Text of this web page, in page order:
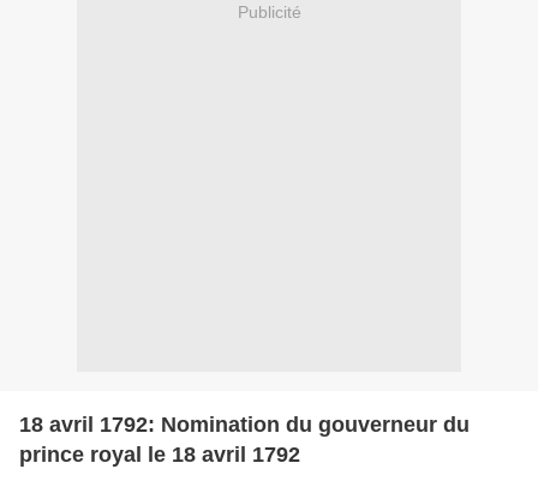
Publicité
18 avril 1792: Nomination du gouverneur du
prince royal le 18 avril 1792